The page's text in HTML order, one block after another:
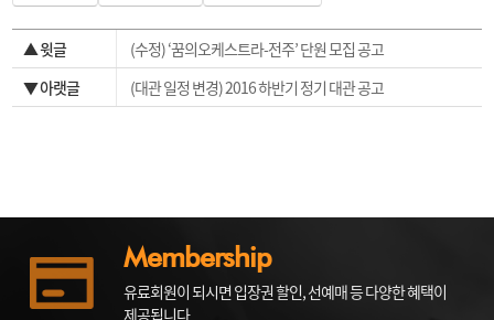
▲ 윗글
(수정) ‘꿈의오케스트라-전주’ 단원 모집 공고
▼ 아랫글
(대관 일정 변경) 2016 하반기 정기 대관 공고
Membership
유료회원이 되시면 입장권 할인, 선예매 등 다양한 혜택이
제공됩니다